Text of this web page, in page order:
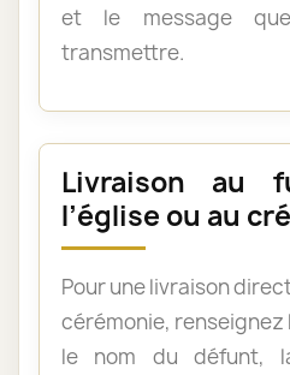
et le message
transmettre.
Livraison au
l’église ou au
Pour une livraison
cérémonie, renseignez
le nom du défunt,